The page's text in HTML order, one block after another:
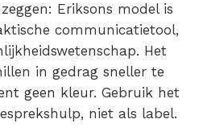
Eriksons model is
communicatietool,
Het
in gedrag sneller te
geen kleur. Gebruik het
niet als label.